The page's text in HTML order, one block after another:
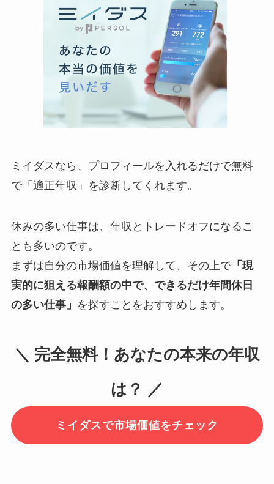
ミイダスなら、プロフィールを入れるだけで無料
で「適正年収」を診断してくれます。
休みの多い仕事は、年収とトレードオフになるこ
とも多いのです。
まずは自分の市場価値を理解して、その上で「現
実的に狙える報酬額の中で、できるだけ年間休日
の多い仕事」 を探すことをおすすめします。
＼ 完全無料！あなたの本来の年収
は？ ／
ミイダスで市場価値をチェック